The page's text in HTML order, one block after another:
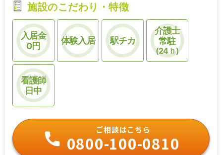
施設のこだわり・特徴
入居金
0円
体験入居 駅チカ
介護士
常駐
(24ｈ)
看護師
日中
ご相談はこちら
0800-100-0810